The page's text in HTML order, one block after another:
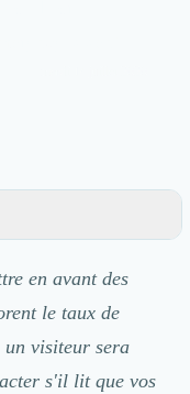
d'accueil
services
en avant des
le taux de
un visiteur sera
s'il lit que vos